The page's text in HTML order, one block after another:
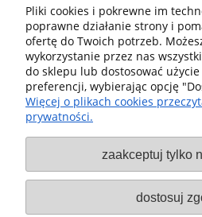
Pomoc
Dostawa i
Moje
Gwarancja i
O firmie
Pliki cookies i pokrewne im
poprawne działanie strony i
ofertę do Twoich potrzeb.
wykorzystanie przez nas
do sklepu lub dostosować
preferencji, wybierając opcję
Więcej o plikach cookies
prywatności.
zaakceptuj tylko
dostosuj